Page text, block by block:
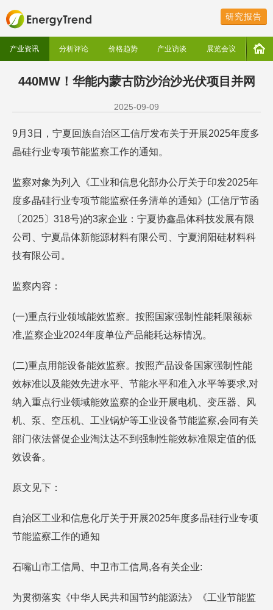
研究报告
产业资讯 分析评论 价格趋势 产业访谈 展览会议
440MW！华能内蒙古防沙治沙光伏项目并网
2025-09-09
9月3日，宁夏回族自治区工信厅发布关于开展2025年度多
晶硅行业专项节能监察工作的通知。
监察对象为列入《工业和信息化部办公厅关于印发2025年
度多晶硅行业专项节能监察任务清单的通知》(工信厅节函
〔2025〕318号)的3家企业：宁夏协鑫晶体科技发展有限
公司、宁夏晶体新能源材料有限公司、宁夏润阳硅材料科
技有限公司。
监察内容：
(一)重点行业领域能效监察。按照国家强制性能耗限额标
准,监察企业2024年度单位产品能耗达标情况。
(二)重点用能设备能效监察。按照产品设备国家强制性能
效标准以及能效先进水平、节能水平和准入水平等要求,对
纳入重点行业领域能效监察的企业开展电机、变压器、风
机、泵、空压机、工业锅炉等工业设备节能监察,会同有关
部门依法督促企业淘汰达不到强制性能效标准限定值的低
效设备。
原文见下：
自治区工业和信息化厅关于开展2025年度多晶硅行业专项
节能监察工作的通知
石嘴山市工信局、中卫市工信局,各有关企业:
为贯彻落实《中华人民共和国节约能源法》《工业节能监